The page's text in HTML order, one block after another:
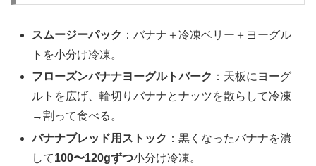
スムージーパック ：バナナ＋冷凍ベリー＋ヨーグル
トを小分け冷凍。
フローズンバナナヨーグルトバーク ：天板にヨーグ
ルトを広げ、輪切りバナナとナッツを散らして冷凍
→割って食べる。
バナナブレッド用ストック ：黒くなったバナナを潰
して100〜120gずつ小分け冷凍。